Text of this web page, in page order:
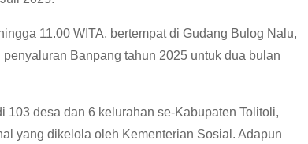
11.00 WITA, bertempat di Gudang Bulog Nalu,
Banpang tahun 2025 untuk dua bulan
103 desa dan 6 kelurahan se-Kabupaten Tolitoli,
yang dikelola oleh Kementerian Sosial. Adapun